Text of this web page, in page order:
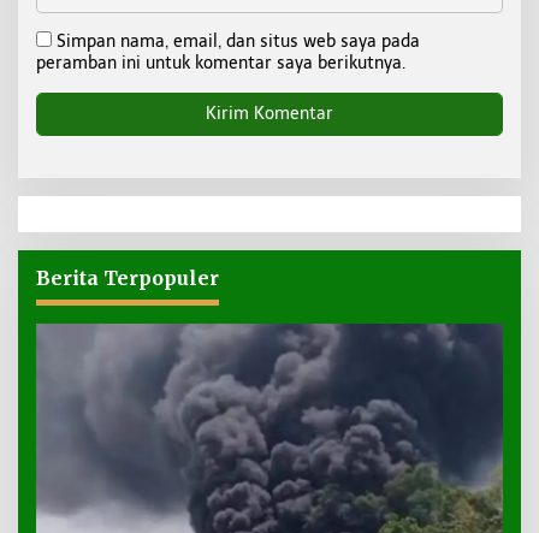
Simpan nama, email, dan situs web saya pada
peramban ini untuk komentar saya berikutnya.
Berita Terpopuler